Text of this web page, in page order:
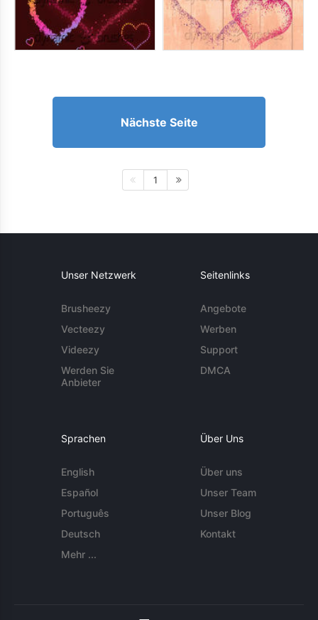
Nächste Seite
1
Unser Netzwerk
Brusheezy
Vecteezy
Videezy
Werden Sie
Anbieter
Seitenlinks
Angebote
Werben
Support
DMCA
Sprachen
English
Español
Português
Deutsch
Mehr ...
Über Uns
Über uns
Unser Team
Unser Blog
Kontakt